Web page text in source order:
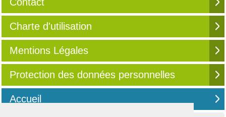
Charte d'utilisation
Mentions Légales
Protection des données personnelles
Accueil